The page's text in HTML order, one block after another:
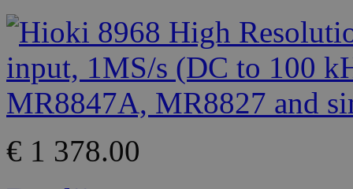
€ 1 378.00